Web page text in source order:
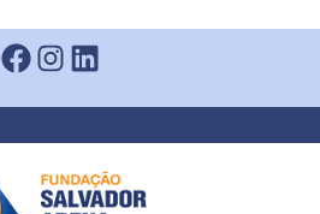
Facebook
Instagram
LinkedIn